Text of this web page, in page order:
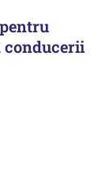
conducerii